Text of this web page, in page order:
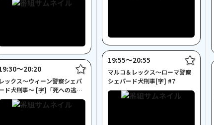
〜20:20
レックス～ウィーン警察シェパ
ド犬刑事～ [字]「死への逃
」
19:55〜20:55
マルコ＆レックス～ローマ警察
シェパード犬刑事[字] #7